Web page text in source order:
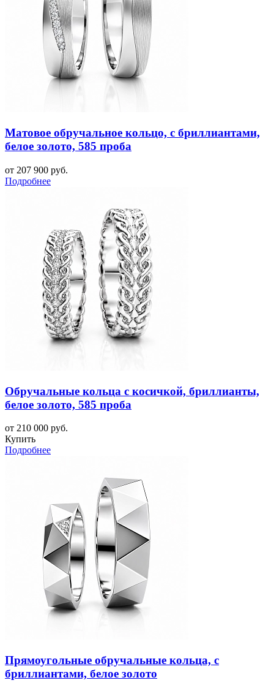
Матовое обручальное кольцо, с бриллиантами,
белое золото, 585 проба
от 207 900 руб.
Подробнее
Обручальные кольца с косичкой, бриллианты,
белое золото, 585 проба
от 210 000 руб.
Купить
Подробнее
Прямоугольные обручальные кольца, с
бриллиантами, белое золото